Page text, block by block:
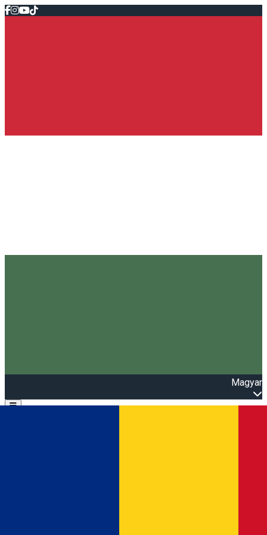
Magyar
Open main menu